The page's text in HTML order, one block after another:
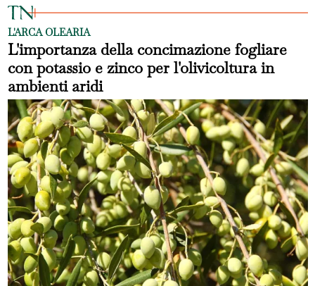
L'ARCA OLEARIA
L'importanza della concimazione fogliare
con potassio e zinco per l'olivicoltura in
ambienti aridi